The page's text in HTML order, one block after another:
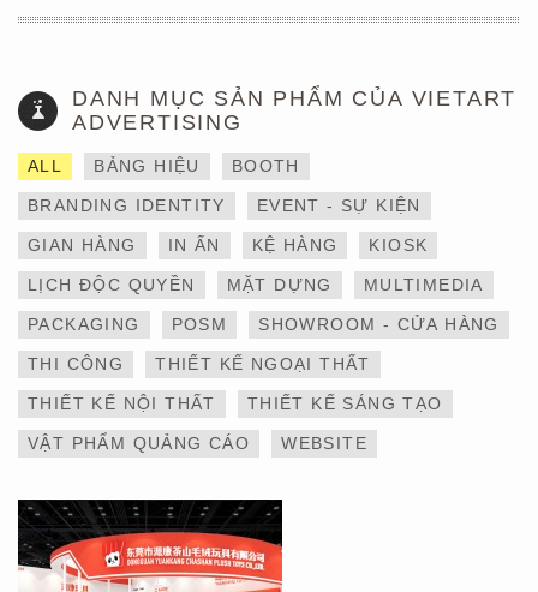
DANH MỤC SẢN PHẨM CỦA VIETART
ADVERTISING
ALL BẢNG HIỆU BOOTH
BRANDING IDENTITY EVENT - SỰ KIỆN
GIAN HÀNG IN ẤN KỆ HÀNG KIOSK
LỊCH ĐỘC QUYỀN MẶT DỰNG MULTIMEDIA
PACKAGING POSM SHOWROOM - CỬA HÀNG
THI CÔNG THIẾT KẾ NGOẠI THẤT
THIẾT KẾ NỘI THẤT THIẾT KẾ SÁNG TẠO
VẬT PHẨM QUẢNG CÁO WEBSITE
THIẾT KẾ VÀ THI CÔNG
GIAN HÀNG 6×9 TẠI
TRIỂN LÃM IBTE 2024 –
TỐI ƯU KHÔNG GIAN,
GIA TĂNG GIÁ TRỊ
THƯƠNG HIỆU